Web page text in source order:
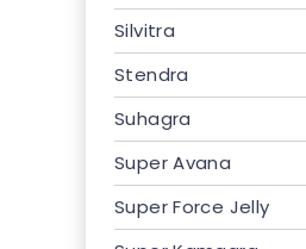
Silvitra
Stendra
Suhagra
Super Avana
Super Force Jelly